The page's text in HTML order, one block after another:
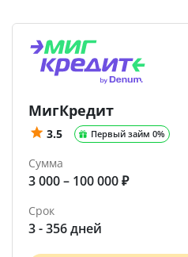
МигКредит
3.5 Первый займ 0%
Сумма
3 000 – 100 000 ₽
Срок
3 - 356 дней